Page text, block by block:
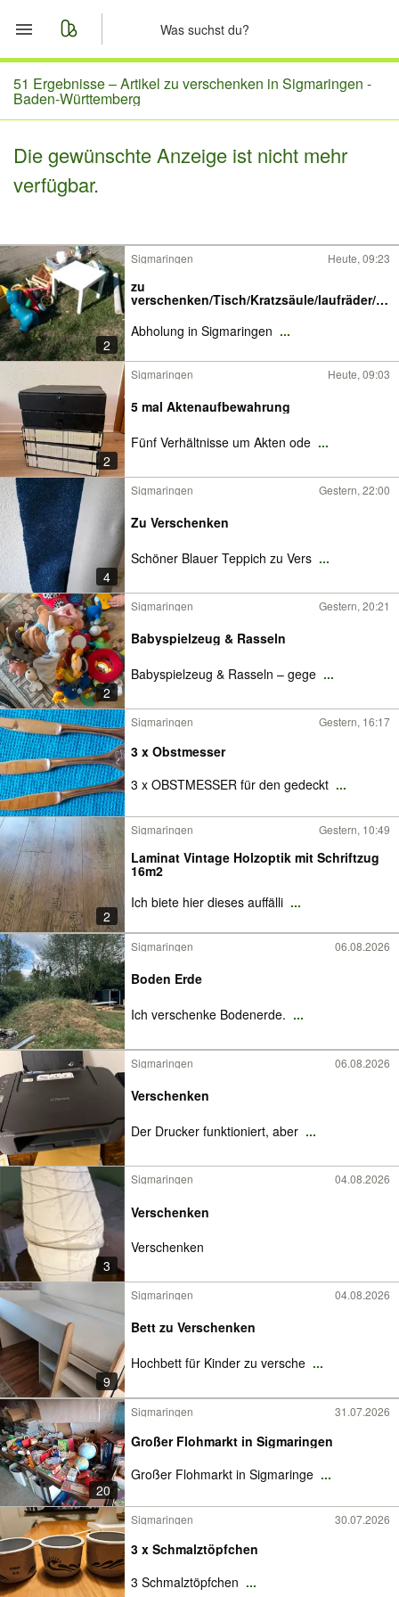
Start
Merkliste
Nachrichten
51 Ergebnisse –Artikel zu verschenken in Sigmaringen -
Baden-Württemberg
Die gewünschte Anzeige ist nicht mehr
verfügbar.
2
Sigmaringen Heute, 09:23
zu
verschenken/Tisch/Kratzsäule/laufräder/Br
Abholung in Sigmaringen ...
2
Sigmaringen Heute, 09:03
5 mal Aktenaufbewahrung
Fünf Verhältnisse um Akten ode ...
4
Sigmaringen Gestern, 22:00
Zu Verschenken
Schöner Blauer Teppich zu Vers ...
2
Sigmaringen Gestern, 20:21
Babyspielzeug & Rasseln
Babyspielzeug & Rasseln – gege ...
Sigmaringen Gestern, 16:17
3 x Obstmesser
3 x OBSTMESSER für den gedeckt ...
2
Sigmaringen Gestern, 10:49
Laminat Vintage Holzoptik mit Schriftzug
16m2
Ich biete hier dieses auffälli ...
Sigmaringen 06.08.2026
Boden Erde
Ich verschenke Bodenerde. ...
Sigmaringen 06.08.2026
Verschenken
Der Drucker funktioniert, aber ...
3
Sigmaringen 04.08.2026
Verschenken
Verschenken
9
Sigmaringen 04.08.2026
Bett zu Verschenken
Hochbett für Kinder zu versche ...
20
Sigmaringen 31.07.2026
Großer Flohmarkt in Sigmaringen
Großer Flohmarkt in Sigmaringe ...
Sigmaringen 30.07.2026
3 x Schmalztöpfchen
3 Schmalztöpfchen ...